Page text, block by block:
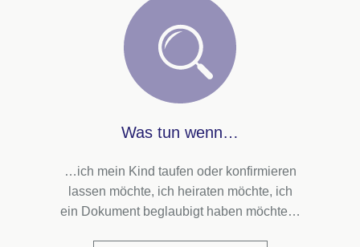
Was tun wenn…
…ich mein Kind taufen oder konfirmieren
lassen möchte, ich heiraten möchte, ich
ein Dokument beglaubigt haben möchte…